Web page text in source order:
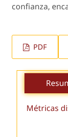
confianza,
PDF
Métricas